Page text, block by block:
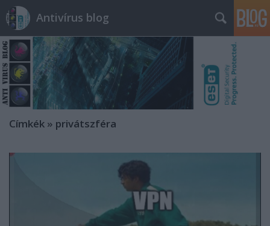
Antivírus blog
Címkék » privátszféra